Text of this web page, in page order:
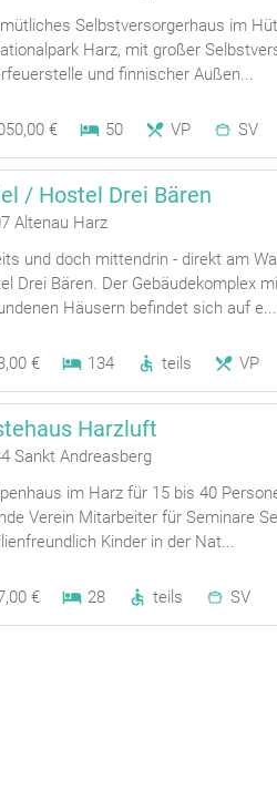
Selbstversorgerhaus im
Harz, mit großer
und finnischer Außen...
€ 50 VP SV
/ Hostel Drei Bären
Altenau Harz
und doch mittendrin - direkt am
Drei Bären. Der Gebäudekomplex
Häusern befindet sich auf e...
€ 134 teils VP
Harzluft
Sankt Andreasberg
im Harz für 15 bis 40
Verein Mitarbeiter für Seminare
Kinder in der Nat...
€ 28 teils SV